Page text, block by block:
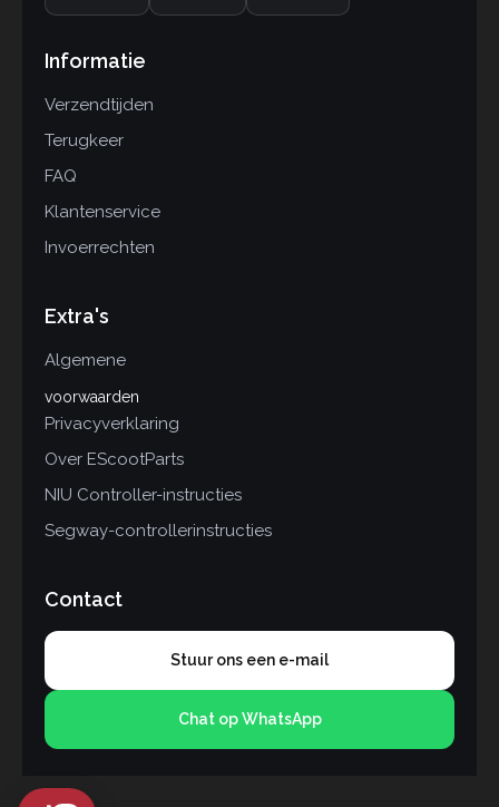
Informatie
Verzendtijden
Terugkeer
FAQ
Klantenservice
Invoerrechten
Extra's
Algemene
voorwaarden
Privacyverklaring
Over EScootParts
NIU Controller-instructies
Segway-controllerinstructies
Contact
Stuur ons een e-mail
Chat op WhatsApp